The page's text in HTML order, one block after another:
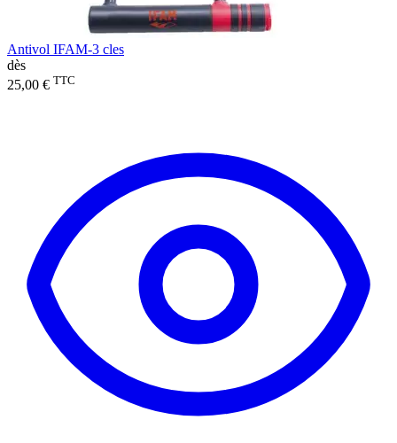
Antivol IFAM-3 cles
dès
25,00 € TTC